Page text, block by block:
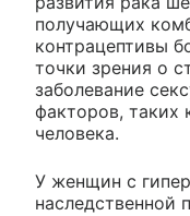
получающих
контрацептивы
точки зрения о
заболевание
факторов, таких
человека.
У женщин с
наследственной